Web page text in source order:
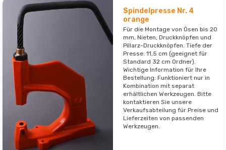
Spindelpresse Nr. 4
orange
Für die Montage von Ösen bis 20
mm, Nieten, Druckknöpfen und
Pillarz-Druckknöpfen. Tiefe der
Presse: 11,5 cm (geeignet für
Standard 32 cm Ordner).
Wichtige Information für Ihre
Bestellung: Funktioniert nur in
Kombination mit separat
erhältlichen Werkzeugen. Bitte
kontaktieren Sie unsere
Verkaufsabteilung für Preise und
Lieferzeiten von passenden
Werkzeugen.